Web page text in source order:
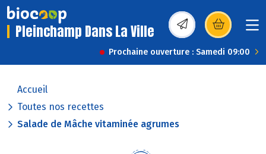
Pleinchamp Dans La Ville (s’ouvre dans une
Prochaine ouverture : Samedi 09:00
Accueil
Toutes nos recettes
Salade de Mâche vitaminée agrumes